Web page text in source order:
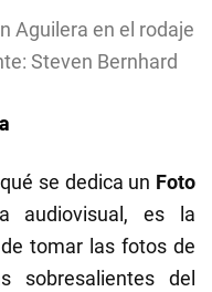
Aguilera en el rodaje
Steven Bernhard
se dedica un Foto
audiovisual, es la
tomar las fotos de
sobresalientes del